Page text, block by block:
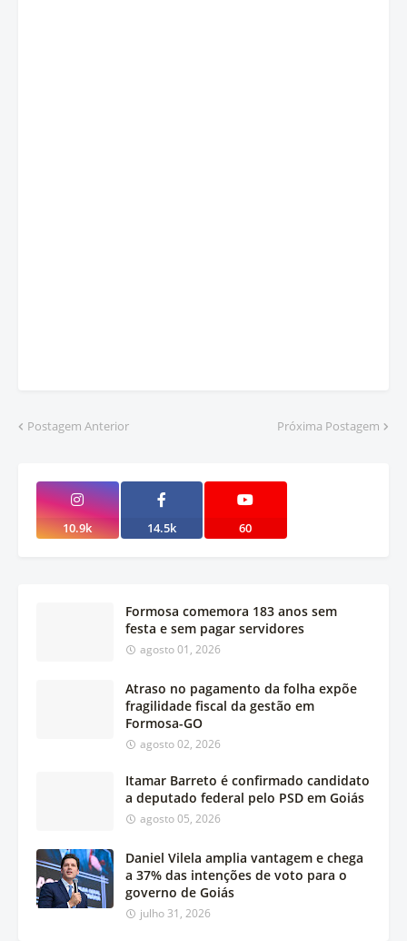
Postagem Anterior Próxima Postagem
10.9k 14.5k 60
Formosa comemora 183 anos sem
festa e sem pagar servidores
agosto 01, 2026
Atraso no pagamento da folha expõe
fragilidade fiscal da gestão em
Formosa-GO
agosto 02, 2026
Itamar Barreto é confirmado candidato
a deputado federal pelo PSD em Goiás
agosto 05, 2026
Daniel Vilela amplia vantagem e chega
a 37% das intenções de voto para o
governo de Goiás
julho 31, 2026